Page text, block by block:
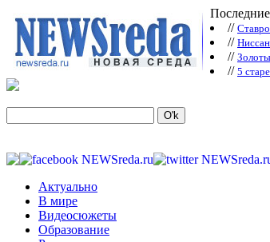
//
//
//
// 5
Актуально
В мире
Видеосюжеты
Образование